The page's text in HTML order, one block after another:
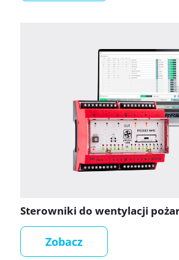
Sterowniki do wentylacji
Zobacz